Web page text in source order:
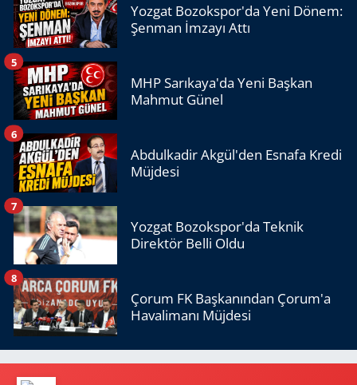
Yozgat Bozokspor'da Yeni Dönem:
Şenman İmzayı Attı
MHP Sarıkaya'da Yeni Başkan
Mahmut Günel
5
Abdulkadir Akgül'den Esnafa Kredi
Müjdesi
6
Yozgat Bozokspor'da Teknik
Direktör Belli Oldu
7
Çorum FK Başkanından Çorum'a
Havalimanı Müjdesi
8